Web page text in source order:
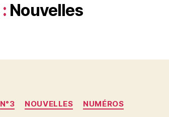
Nouvelles
Catégories
N°3 NOUVELLES NUMÉROS